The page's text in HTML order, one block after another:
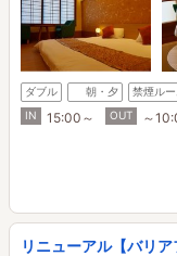
ダブル 朝・夕
禁煙ルー
IN
15:00～ OUT ～
リニューアル【バリ